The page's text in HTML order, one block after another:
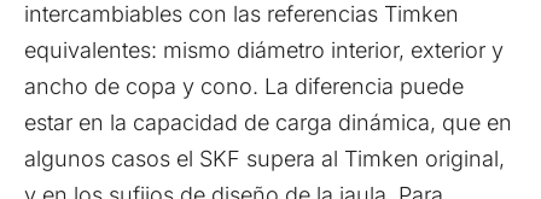
intercambiables con las referencias Timken
equivalentes: mismo diámetro interior, exterior y
ancho de copa y cono. La diferencia puede
estar en la capacidad de carga dinámica, que en
algunos casos el SKF supera al Timken original,